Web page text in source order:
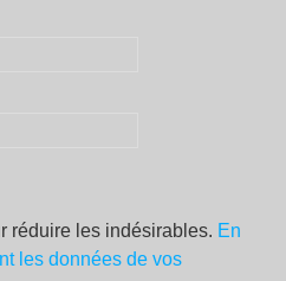
réduire les indésirables. En
les données de vos